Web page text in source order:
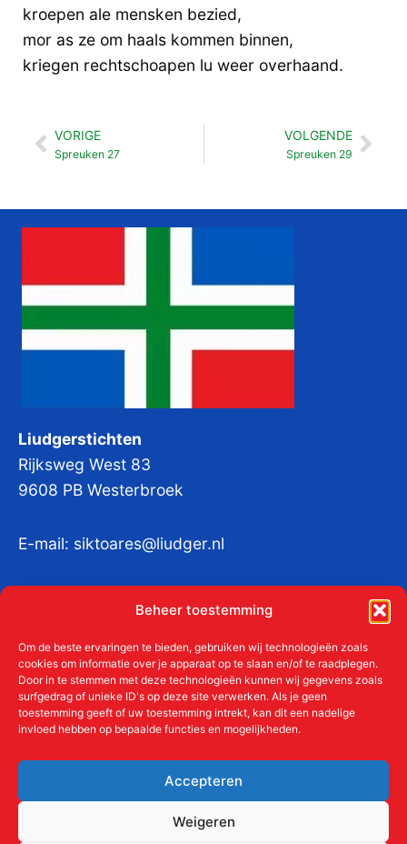
Beheer toestemming
Om de beste ervaringen te bieden, gebruiken wij technologieën zoals
cookies om informatie over je apparaat op te slaan en/of te raadplegen.
Door in te stemmen met deze technologieën kunnen wij gegevens zoals
surfgedrag of unieke ID's op deze site verwerken. Als je geen
toestemming geeft of uw toestemming intrekt, kan dit een nadelige
invloed hebben op bepaalde functies en mogelijkheden.
Accepteren
Weigeren
kroepen ale mensken bezied,
mor as ze om haals kommen binnen,
kriegen rechtschoapen lu weer overhaand.
Vorige
VORIGE
Spreuken 27
VOLGENDE
Spreuken 29
Liudgerstichten
Rijksweg West 83
9608 PB Westerbroek
E-mail: siktoares@liudger.nl
KvKnr:41011712
Meer over de Liudgerstichten
Aanmelden als donateur
ANBI